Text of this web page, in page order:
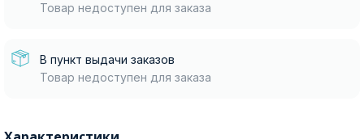
Товар недоступен для заказа
В пункт выдачи заказов
Товар недоступен для заказа